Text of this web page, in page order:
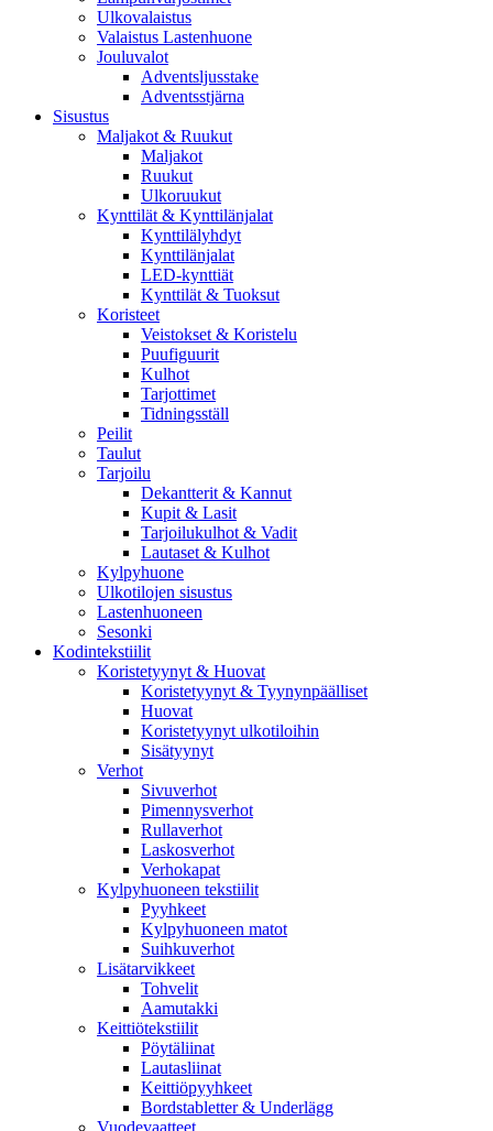
Ulkovalaistus
Valaistus Lastenhuone
Jouluvalot
Adventsljusstake
Adventsstjärna
Sisustus
Maljakot & Ruukut
Maljakot
Ruukut
Ulkoruukut
Kynttilät & Kynttilänjalat
Kynttilälyhdyt
Kynttilänjalat
LED-kynttiät
Kynttilät & Tuoksut
Koristeet
Veistokset & Koristelu
Puufiguurit
Kulhot
Tarjottimet
Tidningsställ
Peilit
Taulut
Tarjoilu
Dekantterit & Kannut
Kupit & Lasit
Tarjoilukulhot & Vadit
Lautaset & Kulhot
Kylpyhuone
Ulkotilojen sisustus
Lastenhuoneen
Sesonki
Kodintekstiilit
Koristetyynyt & Huovat
Koristetyynyt & Tyynynpäälliset
Huovat
Koristetyynyt ulkotiloihin
Sisätyynyt
Verhot
Sivuverhot
Pimennysverhot
Rullaverhot
Laskosverhot
Verhokapat
Kylpyhuoneen tekstiilit
Pyyhkeet
Kylpyhuoneen matot
Suihkuverhot
Lisätarvikkeet
Tohvelit
Aamutakki
Keittiötekstiilit
Pöytäliinat
Lautasliinat
Keittiöpyyhkeet
Bordstabletter & Underlägg
Vuodevaatteet